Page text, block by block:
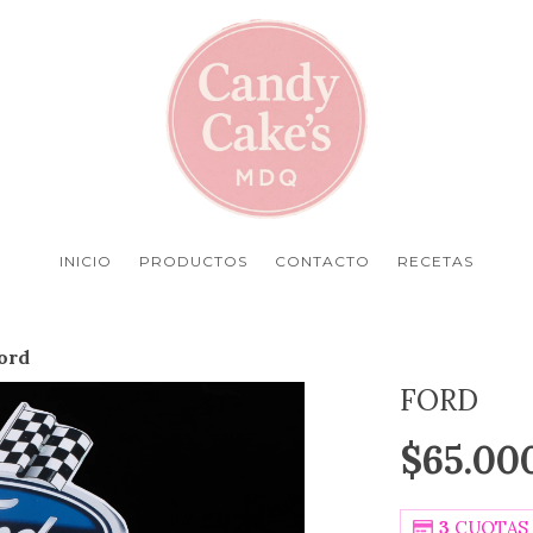
INICIO PRODUCTOS CONTACTO RECETAS
FORD
3